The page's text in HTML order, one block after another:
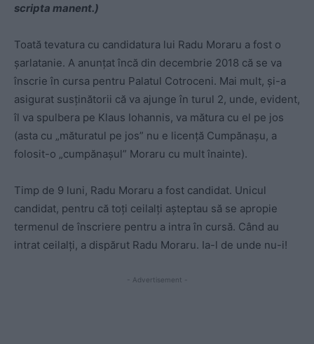
scripta manent.)
Toată tevatura cu candidatura lui Radu Moraru a fost o
șarlatanie. A anunțat încă din decembrie 2018 că se va
înscrie în cursa pentru Palatul Cotroceni. Mai mult, și-a
asigurat susținătorii că va ajunge în turul 2, unde, evident,
îl va spulbera pe Klaus Iohannis, va mătura cu el pe jos
(asta cu „măturatul pe jos” nu e licență Cumpănașu, a
folosit-o „cumpănașul” Moraru cu mult înainte).
Timp de 9 luni, Radu Moraru a fost candidat. Unicul
candidat, pentru că toți ceilalți așteptau să se apropie
termenul de înscriere pentru a intra în cursă. Când au
intrat ceilalți, a dispărut Radu Moraru. Ia-l de unde nu-i!
- Advertisement -